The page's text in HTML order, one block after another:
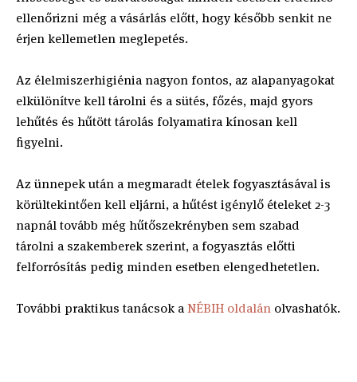
ellenőrizni még a vásárlás előtt, hogy később senkit ne
érjen kellemetlen meglepetés.
Az élelmiszerhigiénia nagyon fontos, az alapanyagokat
elkülönítve kell tárolni és a sütés, főzés, majd gyors
lehűtés és hűtött tárolás folyamatira kínosan kell
figyelni.
Az ünnepek után a megmaradt ételek fogyasztásával is
körültekintően kell eljárni, a hűtést igénylő ételeket 2-3
napnál tovább még hűtőszekrényben sem szabad
tárolni a szakemberek szerint, a fogyasztás előtti
felforrósítás pedig minden esetben elengedhetetlen.
További praktikus tanácsok aNÉBIH oldalán olvashatók.